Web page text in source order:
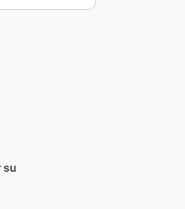
su